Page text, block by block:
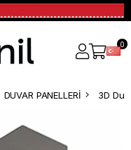
0
DUVAR PANELLERİ 3D